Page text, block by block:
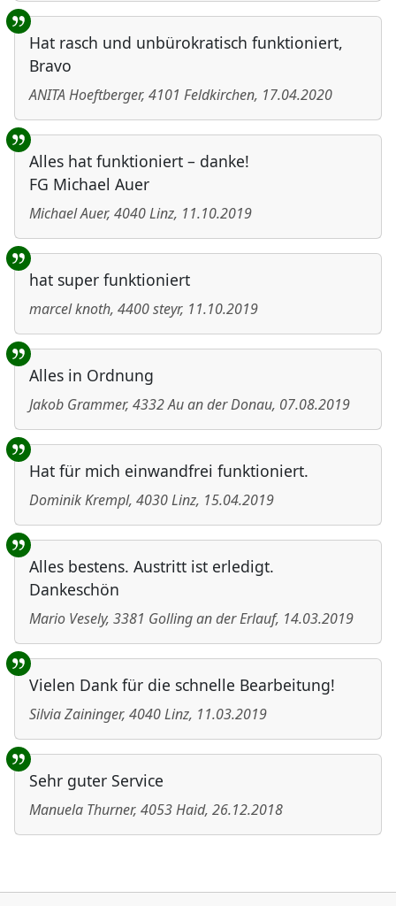
Hat rasch und unbürokratisch funktioniert,
Bravo
ANITA Hoeftberger, 4101 Feldkirchen, 17.04.2020
Alles hat funktioniert – danke!
FG Michael Auer
Michael Auer, 4040Linz, 11.10.2019
hat super funktioniert
marcel knoth, 4400steyr, 11.10.2019
Alles in Ordnung
Jakob Grammer, 4332Au an der Donau, 07.08.2019
Hat für mich einwandfrei funktioniert.
Dominik Krempl, 4030Linz, 15.04.2019
Alles bestens. Austritt ist erledigt.
Dankeschön
Mario Vesely, 3381 Golling an der Erlauf, 14.03.2019
Vielen Dank für die schnelle Bearbeitung!
Silvia Zaininger, 4040Linz, 11.03.2019
Sehr guter Service
Manuela Thurner, 4053Haid, 26.12.2018